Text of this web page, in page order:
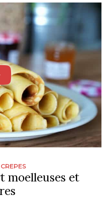
moelleuses et